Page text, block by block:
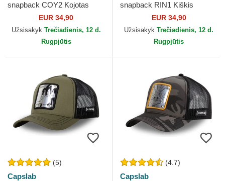
snapback COY2 Kojotas
Looney Tunes Capslab
EUR 34,90
Užsisakyk Trečiadienis, 12 d.
Rugpjūtis
snapback RIN1 Kiškis
Bagsis Looney Tunes
Capslab
EUR 34,90
Užsisakyk Trečiadienis, 12 d.
Rugpjūtis
(5)
Capslab
(4.7)
Capslab